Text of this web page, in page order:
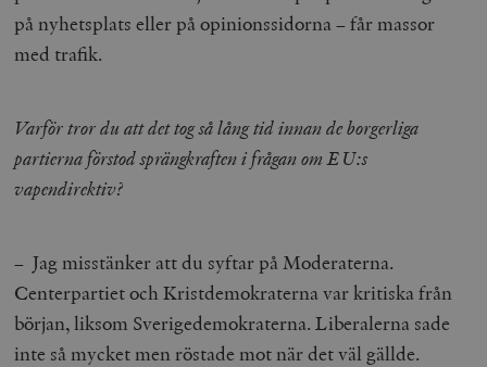
på nyhetsplats eller på opinionssidorna – får massor
med trafik.
Varför tror du att det tog så lång tid innan de borgerliga
partierna förstod sprängkraften i frågan om EU:s
vapendirektiv?
– Jag misstänker att du syftar på Moderaterna.
Centerpartiet och Kristdemokraterna var kritiska från
början, liksom Sverigedemokraterna. Liberalerna sade
inte så mycket men röstade mot när det väl gällde.